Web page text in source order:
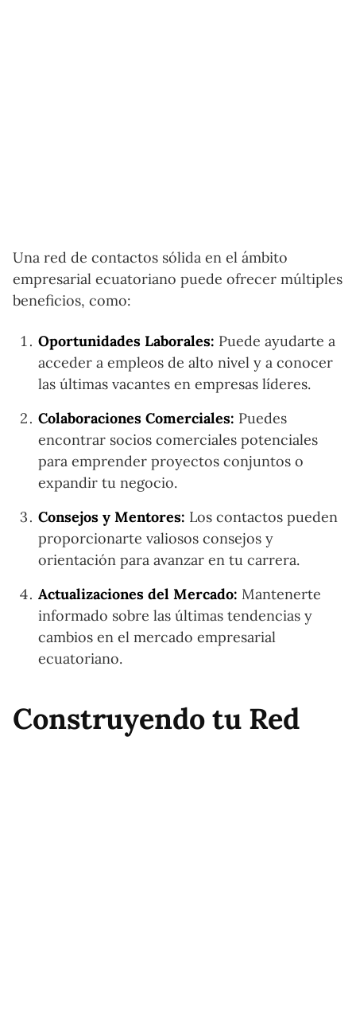
Una red de contactos sólida en el ámbito
empresarial ecuatoriano puede ofrecer múltiples
beneficios, como:
Oportunidades Laborales: Puede ayudarte a
acceder a empleos de alto nivel y a conocer
las últimas vacantes en empresas líderes.
Colaboraciones Comerciales: Puedes
encontrar socios comerciales potenciales
para emprender proyectos conjuntos o
expandir tu negocio.
Consejos y Mentores: Los contactos pueden
proporcionarte valiosos consejos y
orientación para avanzar en tu carrera.
Actualizaciones del Mercado: Mantenerte
informado sobre las últimas tendencias y
cambios en el mercado empresarial
ecuatoriano.
Construyendo tu Red